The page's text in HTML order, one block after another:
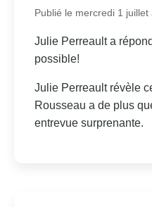
Publié le mercredi 1 juillet
Julie Perreault a
possible!
Julie Perreault révèle
Rousseau a de plus
entrevue surprenante.